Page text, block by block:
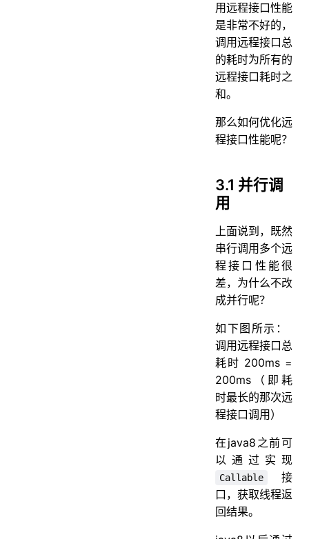
用远程接口性能
是非常不好的，
调用远程接口总
的耗时为所有的
远程接口耗时之
和。
那么如何优化远
程接口性能呢？
3.1 并行调
用
上面说到，既然
串行调用多个远
程接口性能很
差，为什么不改
成并行呢？
如下图所示：
调用远程接口总
耗时 200ms =
200ms（即耗
时最长的那次远
程接口调用）
在java8之前可
以通过实现
Callable
接
口，获取线程返
回结果。